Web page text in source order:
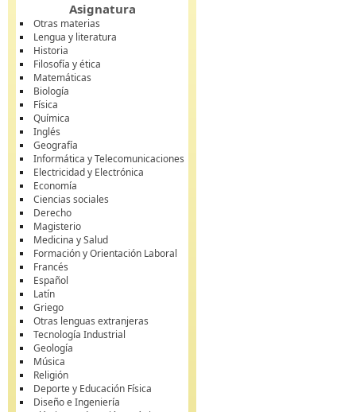
Asignatura
Otras materias
Lengua y literatura
Historia
Filosofía y ética
Matemáticas
Biología
Física
Química
Inglés
Geografía
Informática y Telecomunicaciones
Electricidad y Electrónica
Economía
Ciencias sociales
Derecho
Magisterio
Medicina y Salud
Formación y Orientación Laboral
Francés
Español
Latín
Griego
Otras lenguas extranjeras
Tecnología Industrial
Geología
Música
Religión
Deporte y Educación Física
Diseño e Ingeniería